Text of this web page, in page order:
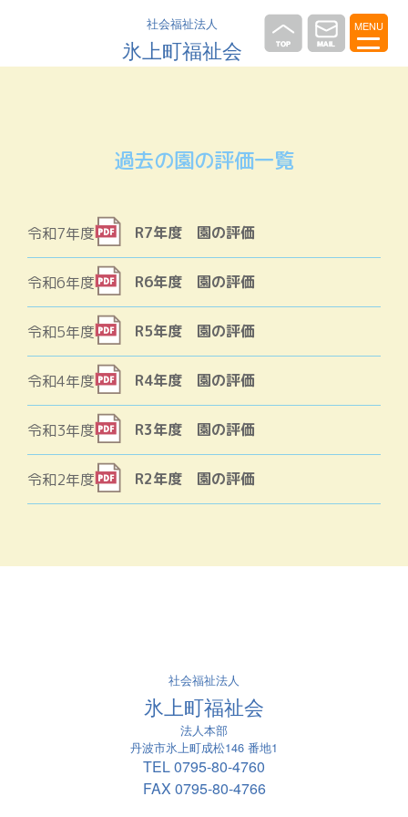
社会福祉法人
氷上町福祉会
過去の園の評価一覧
令和7年度 R7年度 園の評価
令和6年度 R6年度 園の評価
令和5年度 R5年度 園の評価
令和4年度 R4年度 園の評価
令和3年度 R3年度 園の評価
令和2年度 R2年度 園の評価
社会福祉法人
氷上町福祉会
法人本部
丹波市氷上町成松146 番地1
TEL0795-80-4760
FAX 0795-80-4766
MENU